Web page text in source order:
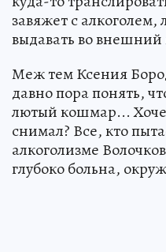
завяжет с
выдавать во внешний
Меж тем Ксения
давно пора понять,
лютый кошмар...
снимал? Все, кто
алкоголизме
глубоко больна,